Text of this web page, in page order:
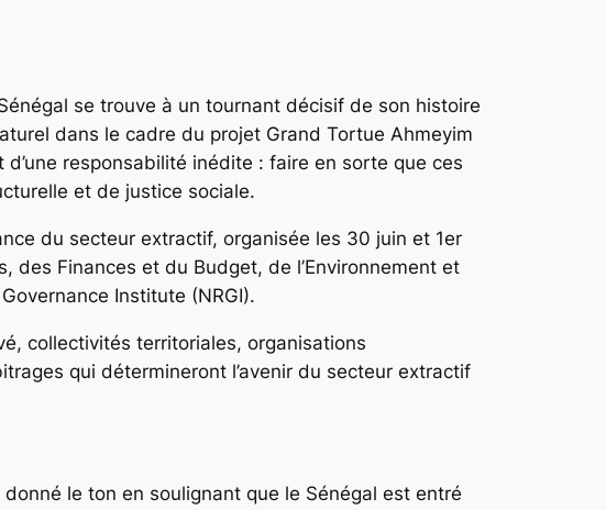
se trouve à un tournant décisif de son histoire
dans le cadre du projet Grand Tortue Ahmeyim
responsabilité inédite : faire en sorte que ces
et de justice sociale.
du secteur extractif, organisée les 30 juin et 1er
des Finances et du Budget, de l’Environnement et
Institute (NRGI).
collectivités territoriales, organisations
qui détermineront l’avenir du secteur extractif
le ton en soulignant que le Sénégal est entré